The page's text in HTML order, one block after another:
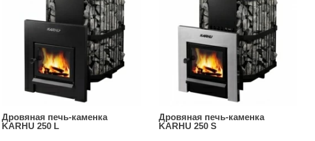
Дровяная печь-каменка
KARHU 250 L
Дровяная печь-каменка
KARHU 250 S